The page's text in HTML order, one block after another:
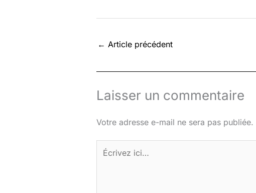
← Article précédent
Laisser un commentaire
Votre adresse e-mail ne sera pas publiée.
Écrivez
ici…